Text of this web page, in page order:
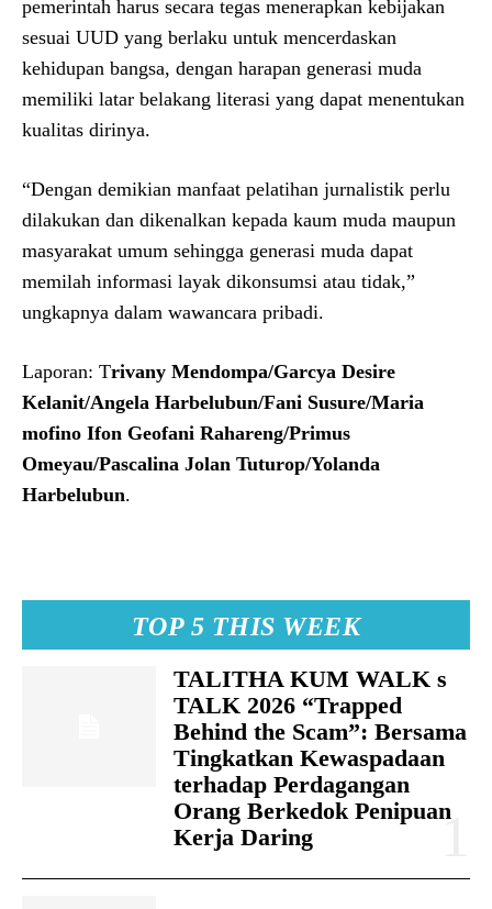
TOP 5 THIS WEEK
TALITHA KUM WALK s
TALK 2026 “Trapped
Behind the Scam”: Bersama
Tingkatkan Kewaspadaan
terhadap Perdagangan
Orang Berkedok Penipuan
Kerja Daring
pemerintah harus secara tegas menerapkan kebijakan
sesuai UUD yang berlaku untuk mencerdaskan
kehidupan bangsa, dengan harapan generasi muda
memiliki latar belakang literasi yang dapat menentukan
kualitas dirinya.
“Dengan demikian manfaat pelatihan jurnalistik perlu
dilakukan dan dikenalkan kepada kaum muda maupun
masyarakat umum sehingga generasi muda dapat
memilah informasi layak dikonsumsi atau tidak,”
ungkapnya dalam wawancara pribadi.
Laporan: Trivany Mendompa/Garcya Desire
Kelanit/Angela Harbelubun/Fani Susure/Maria
mofino Ifon Geofani Rahareng/Primus
Omeyau/Pascalina Jolan Tuturop/Yolanda
Harbelubun.